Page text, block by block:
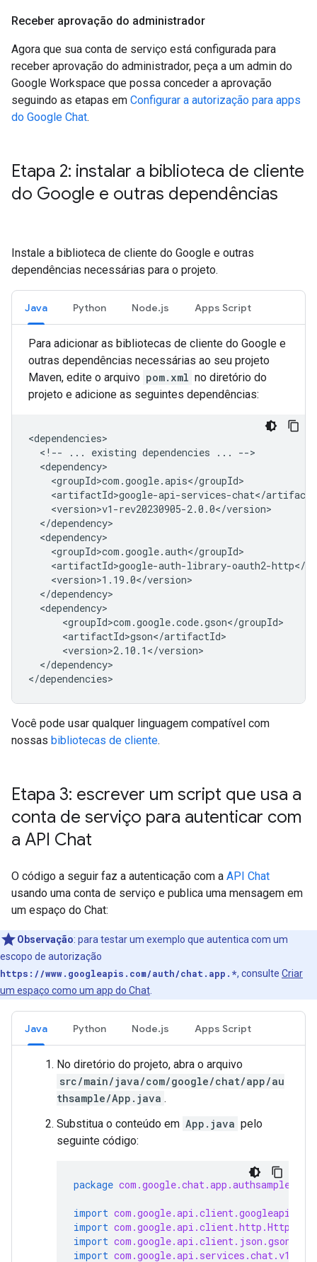
Receber aprovação do administrador
Agora que sua conta de serviço está configurada para
receber aprovação do administrador, peça a um admin do
Google Workspace que possa conceder a aprovação
seguindo as etapas em Configurar a autorização para apps
do Google Chat.
Etapa 2: instalar a biblioteca de cliente
do Google e outras dependências
Instale a biblioteca de cliente do Google e outras
dependências necessárias para o projeto.
Java Python Node.js Apps Script
Para adicionar as bibliotecas de cliente do Google e
outras dependências necessárias ao seu projeto
Maven, edite o arquivo pom.xml no diretório do
projeto e adicione as seguintes dependências:
<!--
... existing dependencies ...
</dependency>
Você pode usar qualquer linguagem compatível com
nossas bibliotecas de cliente.
Etapa 3: escrever um script que usa a
conta de serviço para autenticar com
a API Chat
O código a seguir faz a autenticação com a API Chat
usando uma conta de serviço e publica uma mensagem em
um espaço do Chat:
Observação: para testar um exemplo que autentica com um
escopo de autorização
https://www.googleapis.com/auth/chat.app.*, consulte Criar
um espaço como um app do Chat
Java Python Node.js Apps Script
No diretório do projeto, abra o arquivo
src/main/java/com/google/chat/app/au
thsample/App.java .
Substitua o conteúdo em App.java pelo
seguinte código:
package com.google.chat.app.authsample
import
import
import
import